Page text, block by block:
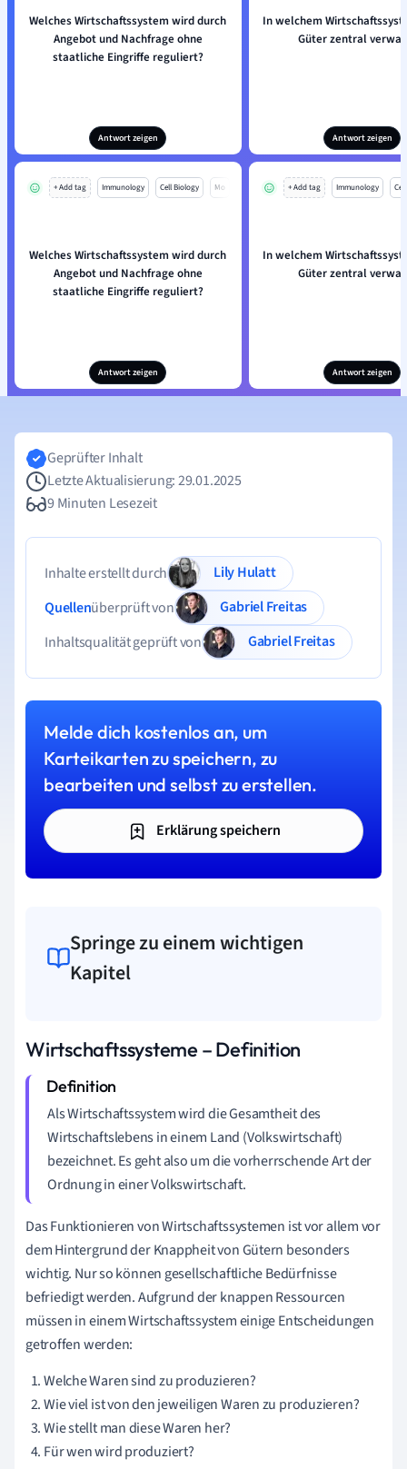
Welches Wirtschaftssystem wird durch
Angebot und Nachfrage ohne
staatliche Eingriffe reguliert?
Antwort zeigen
In welchem
Güter zentral
Antwort zeigen
+ Add tag Immunology Cell Biology Mo
Welches Wirtschaftssystem wird durch
Angebot und Nachfrage ohne
staatliche Eingriffe reguliert?
Antwort zeigen
+ Add tag Immunology
In welchem
Güter zentral
Antwort zeigen
Geprüfter Inhalt
Letzte Aktualisierung: 29.01.2025
9 Minuten Lesezeit
Inhalte erstellt durch
Lily Hulatt
Quellenüberprüft von
Gabriel Freitas
Inhaltsqualität geprüft von
Gabriel Freitas
Melde dich kostenlos an, um
Karteikarten zu speichern, zu
bearbeiten und selbst zu erstellen.
Erklärung speichern
Springe zu einem wichtigen
Kapitel
Wirtschaftssysteme – Definition
Als Wirtschaftssystem wird die Gesamtheit des
Wirtschaftslebens in einem Land (Volkswirtschaft)
bezeichnet. Es geht also um die vorherrschende Art der
Ordnung in einer Volkswirtschaft.
Das Funktionieren von Wirtschaftssystemen ist vor allem vor
dem Hintergrund der Knappheit von Gütern besonders
wichtig. Nur so können gesellschaftliche Bedürfnisse
befriedigt werden. Aufgrund der knappen Ressourcen
müssen in einem Wirtschaftssystem einige Entscheidungen
getroffen werden:
Welche Waren sind zu produzieren?
Wie viel ist von den jeweiligen Waren zu produzieren?
Wie stellt man diese Waren her?
Für wen wird produziert?